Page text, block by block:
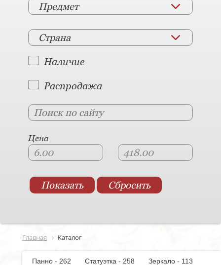
Предмет
Страна
Наличие
Распродажа
Цена
Главная Каталог
Панно - 262 Статуэтка - 258
Зеркало - 113